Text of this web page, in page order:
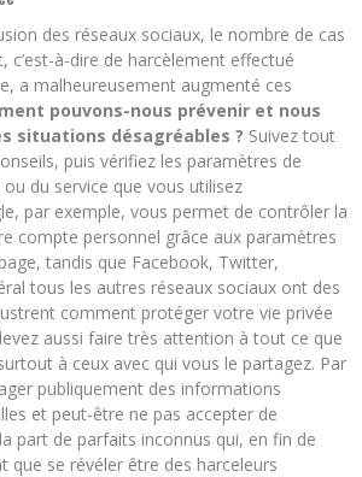
des réseaux sociaux, le nombre de cas
c’est-à-dire de harcèlement effectué
a malheureusement augmenté ces
pouvons-nous prévenir et nous
situations désagréables ? Suivez tout
puis vérifiez les paramètres de
du service que vous utilisez
par exemple, vous permet de contrôler la
compte personnel grâce aux paramètres
tandis que Facebook, Twitter,
tous les autres réseaux sociaux ont des
comment protéger votre vie privée
aussi faire très attention à tout ce que
à ceux avec qui vous le partagez. Par
publiquement des informations
et peut-être ne pas accepter de
part de parfaits inconnus qui, en fin de
que se révéler être des harceleurs